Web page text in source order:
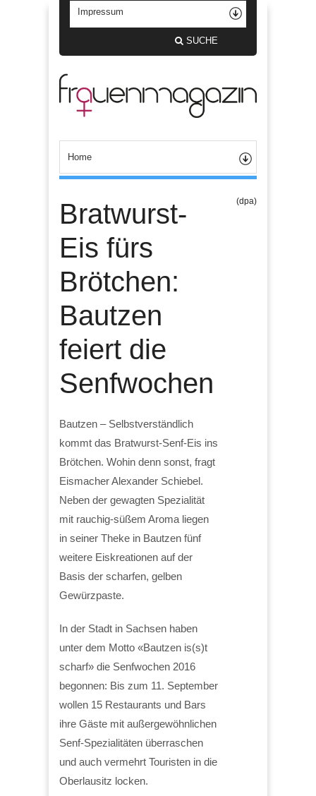
SUCHE
Bratwurst-
Eis fürs
Brötchen:
Bautzen
feiert die
Senfwochen
(dpa)
Bautzen – Selbstverständlich
kommt das Bratwurst-Senf-Eis ins
Brötchen. Wohin denn sonst, fragt
Eismacher Alexander Schiebel.
Neben der gewagten Spezialität
mit rauchig-süßem Aroma liegen
in seiner Theke in Bautzen fünf
weitere Eiskreationen auf der
Basis der scharfen, gelben
Gewürzpaste.
In der Stadt in Sachsen haben
unter dem Motto «Bautzen is(s)t
scharf» die Senfwochen 2016
begonnen: Bis zum 11. September
wollen 15 Restaurants und Bars
ihre Gäste mit außergewöhnlichen
Senf-Spezialitäten überraschen
und auch vermehrt Touristen in die
Oberlausitz locken.